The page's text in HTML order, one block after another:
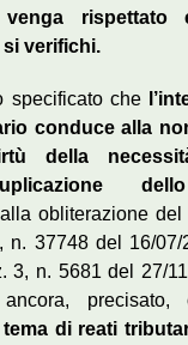
venga
si verifichi.
specificato che
conduce alla
della
obliterazione
n. 37748 del 16/07/
3, n. 5681 del 27/
precisato,
tema di reati